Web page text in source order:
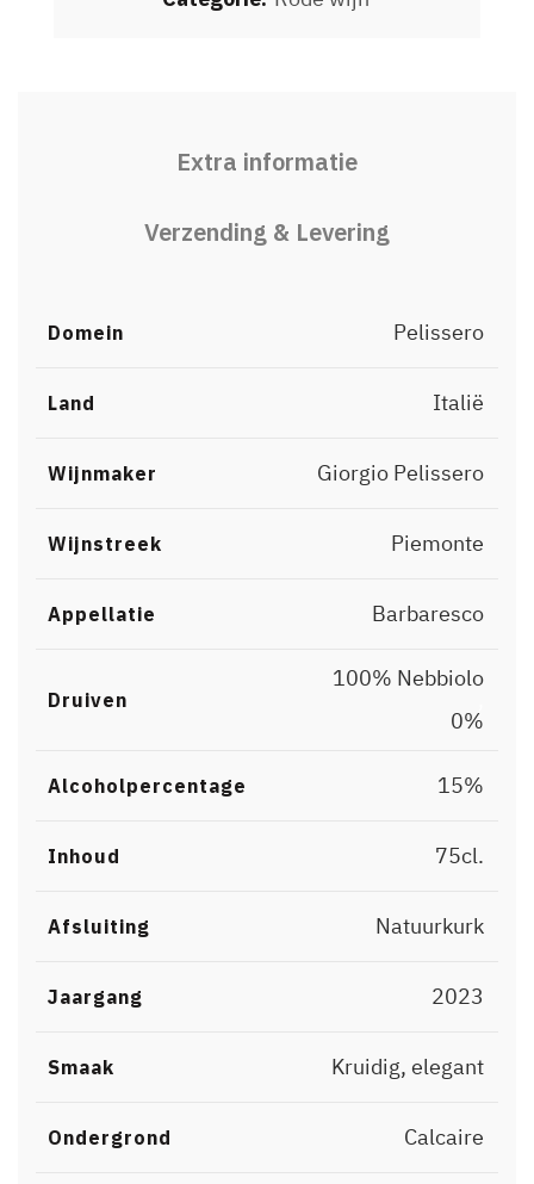
Extra informatie
Verzending & Levering
Domein Pelissero
Land Italië
Wijnmaker Giorgio Pelissero
Wijnstreek Piemonte
Appellatie Barbaresco
Druiven
0%
100% Nebbiolo
Alcoholpercentage 15%
Inhoud 75cl.
Afsluiting Natuurkurk
Jaargang 2023
Smaak Kruidig, elegant
Ondergrond Calcaire